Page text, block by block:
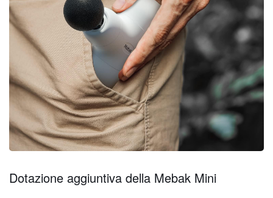
Dotazione aggiuntiva della Mebak Mini